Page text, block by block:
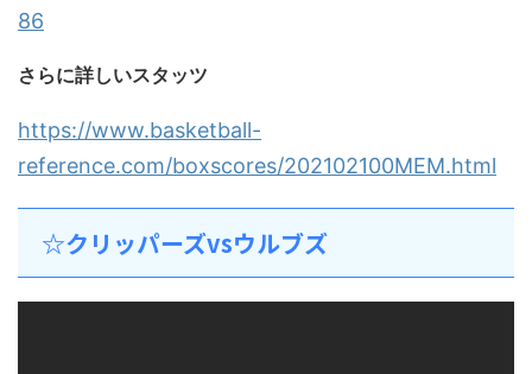
86
さらに詳しいスタッツ
https://www.basketball-
reference.com/boxscores/202102100MEM.html
☆クリッパーズvsウルブズ